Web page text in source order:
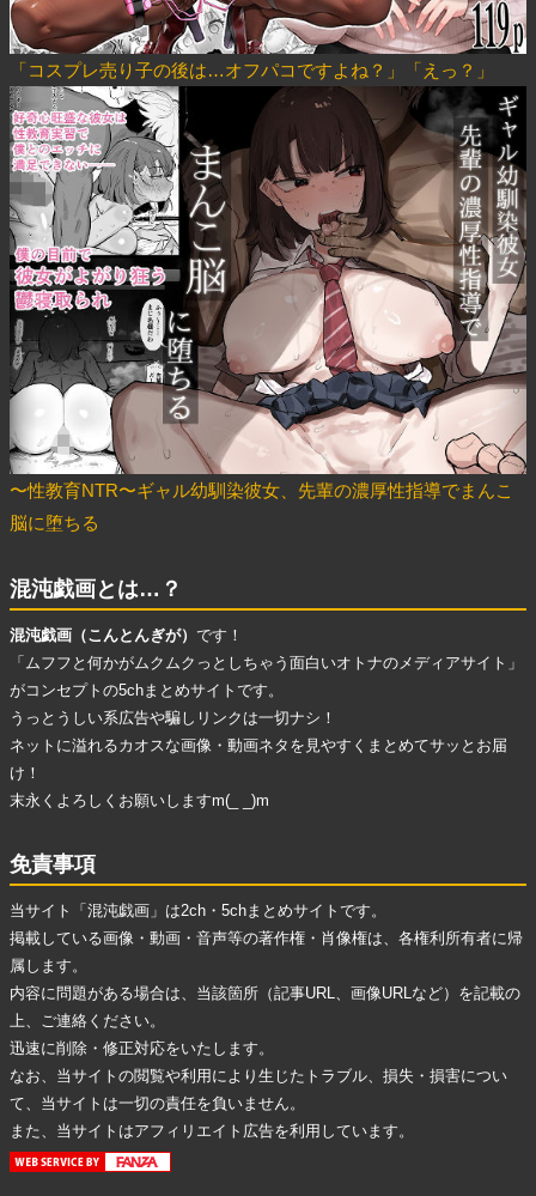
「コスプレ売り子の後は…オフパコですよね？」「えっ？」
〜性教育NTR〜ギャル幼馴染彼女、先輩の濃厚性指導でまんこ
脳に堕ちる
混沌戯画とは…？
混沌戯画（こんとんぎが） です！
「ムフフと何かがムクムクっとしちゃう面白いオトナのメディアサイト」
がコンセプトの5chまとめサイトです。
うっとうしい系広告や騙しリンク は一切ナシ！
ネットに溢れるカオスな画像・動画ネタ を見やすくまとめてサッとお届
け！
末永くよろしくお願いしますm(_ _)m
免責事項
当サイト「混沌戯画」は2ch・5chまとめサイトです。
掲載している画像・動画・音声等の著作権・肖像権は、各権利所有者に帰
属します。
内容に問題がある場合は、当該箇所（記事URL、画像URLなど）を記載の
上、ご連絡ください。
迅速に削除・修正対応をいたします。
なお、当サイトの閲覧や利用により生じたトラブル、損失・損害につい
て、当サイトは一切の責任を負いません。
また、当サイトはアフィリエイト広告を利用しています。